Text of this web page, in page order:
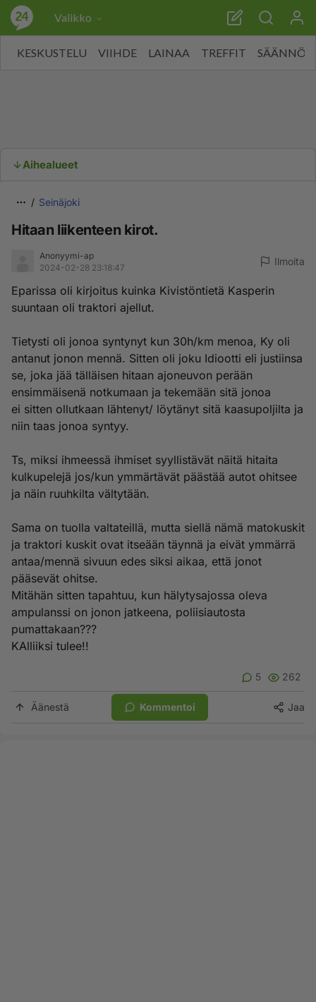
Valikko
KESKUSTELU VIIHDE LAINAA TREFFIT SÄÄNNÖT
Aihealueet
Seinäjoki
Hitaan liikenteen kirot.
Anonyymi-ap
2024-02-28 23:18:47
Ilmoita
Eparissa oli kirjoitus kuinka Kivistöntietä Kasperin
suuntaan oli traktori ajellut.
Tietysti oli jonoa syntynyt kun 30h/km menoa, Ky oli
antanut jonon mennä. Sitten oli joku Idiootti eli justiinsa
se, joka jää tälläisen hitaan ajoneuvon perään
ensimmäisenä notkumaan ja tekemään sitä jonoa
ei sitten ollutkaan lähtenyt/ löytänyt sitä kaasupoljilta ja
niin taas jonoa syntyy.
Ts, miksi ihmeessä ihmiset syyllistävät näitä hitaita
kulkupelejä jos/kun ymmärtävät päästää autot ohitsee
ja näin ruuhkilta vältytään.
Sama on tuolla valtateillä, mutta siellä nämä matokuskit
ja traktori kuskit ovat itseään täynnä ja eivät ymmärrä
antaa/mennä sivuun edes siksi aikaa, että jonot
pääsevät ohitse.
Mitähän sitten tapahtuu, kun hälytysajossa oleva
ampulanssi on jonon jatkeena, poliisiautosta
pumattakaan???
KAlliiksi tulee!!
5 262
Äänestä Kommentoi Jaa